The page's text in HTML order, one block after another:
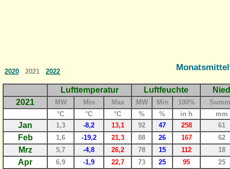
2020 2021 2022
Lufttemperatur Luftfeuchte
2021
MW Min Max MW Min 100%
°C
°C °C % % in h mm
Jan 1,3 -8,2 13,1 92 47 258 61
Feb 1,6 -19,2 21,3 88 26 167 62
Mrz 5,7 -4,8 26,2 78 15 112 18
Apr 6,9 -1,9 22,7 73 25 95 25